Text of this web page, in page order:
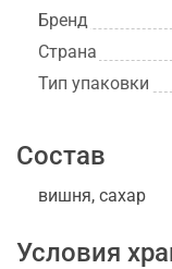
Бренд
Страна
Тип упаковки
Состав
вишня, сахар
Условия